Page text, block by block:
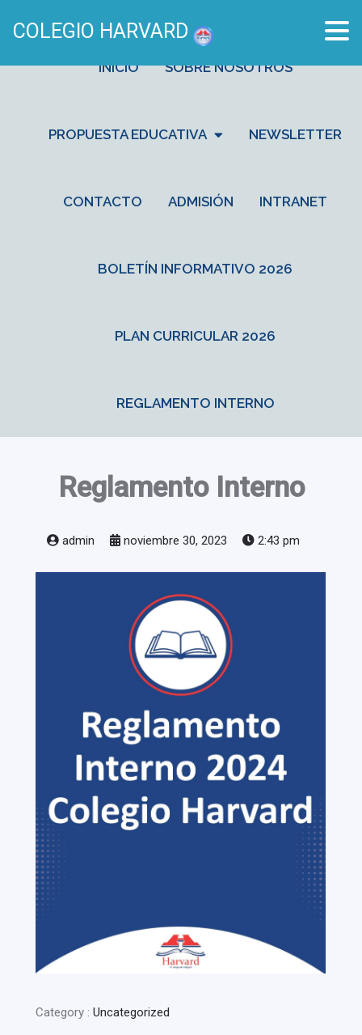
INICIO SOBRE NOSOTROS
PROPUESTA EDUCATIVA NEWSLETTER
CONTACTO ADMISIÓN INTRANET
BOLETÍN INFORMATIVO 2026
PLAN CURRICULAR 2026
REGLAMENTO INTERNO
Reglamento Interno
admin noviembre 30, 2023 2:43 pm
Category : Uncategorized
COLEGIO HARVARD